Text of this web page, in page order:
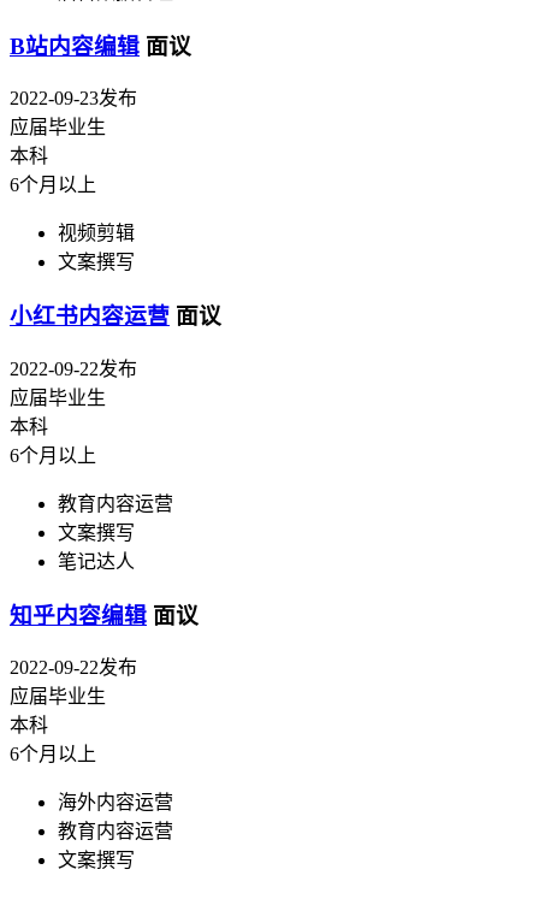
B站内容编辑 面议
2022-09-23发布
应届毕业生
本科
6个月以上
视频剪辑
文案撰写
小红书内容运营 面议
2022-09-22发布
应届毕业生
本科
6个月以上
教育内容运营
文案撰写
笔记达人
知乎内容编辑 面议
2022-09-22发布
应届毕业生
本科
6个月以上
海外内容运营
教育内容运营
文案撰写